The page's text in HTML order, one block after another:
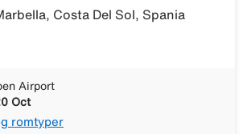
Costa Del Sol, Spania
Airport
Oct
romtyper